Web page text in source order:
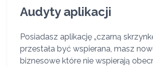
Audyty aplikacji
Posiadasz aplikację „czarną
przestała być wspierana, masz
biznesowe które nie wspierają